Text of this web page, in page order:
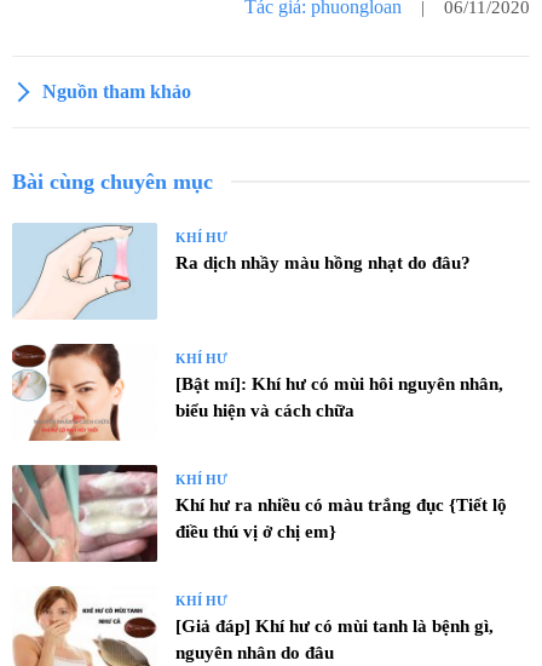
Tác giả: phuongloan | 06/11/2020
Nguồn tham khảo
Bài cùng chuyên mục
KHÍ HƯ
Ra dịch nhầy màu hồng nhạt do đâu?
KHÍ HƯ
[Bật mí]: Khí hư có mùi hôi nguyên nhân,
biểu hiện và cách chữa
KHÍ HƯ
Khí hư ra nhiều có màu trắng đục {Tiết lộ
điều thú vị ở chị em}
KHÍ HƯ
[Giả đáp] Khí hư có mùi tanh là bệnh gì,
nguyên nhân do đâu